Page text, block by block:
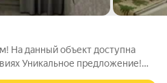
На данный объект доступна
Уникальное предложение!